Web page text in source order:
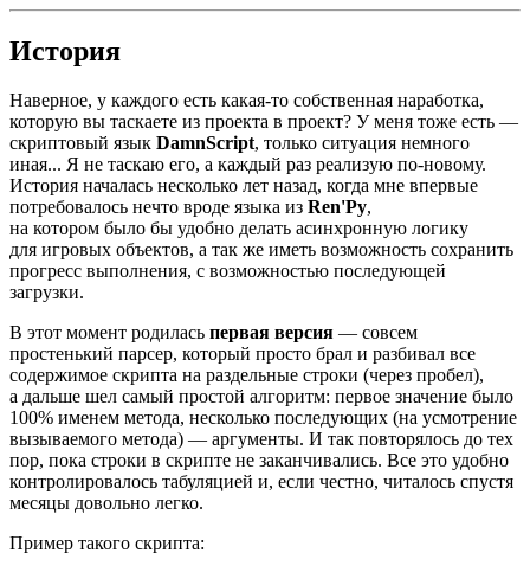
История
Наверное, у каждого есть какая‑то собственная наработка,
которую вы таскаете из проекта в проект? У меня тоже есть —
скриптовый язык DamnScript, только ситуация немного
иная... Я не таскаю его, а каждый раз реализую по‑новому.
История началась несколько лет назад, когда мне впервые
потребовалось нечто вроде языка из Ren'Py,
на котором было бы удобно делать асинхронную логику
для игровых объектов, а так же иметь возможность сохранить
прогресс выполнения, с возможностью последующей
загрузки.
В этот момент родилась первая версия — совсем
простенький парсер, который просто брал и разбивал все
содержимое скрипта на раздельные строки (через пробел),
а дальше шел самый простой алгоритм: первое значение было
100% именем метода, несколько последующих (на усмотрение
вызываемого метода) — аргументы. И так повторялось до тех
пор, пока строки в скрипте не заканчивались. Все это удобно
контролировалось табуляцией и, если честно, читалось спустя
месяцы довольно легко.
Пример такого скрипта: